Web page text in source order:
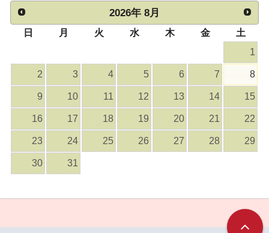
2026年 8月
日 月 火 水 木 金
土
1
2 3 4 5 6 7 8
9 10 11 12 13 14 15
16 17 18 19 20 21 22
23 24 25 26 27 28 29
30 31